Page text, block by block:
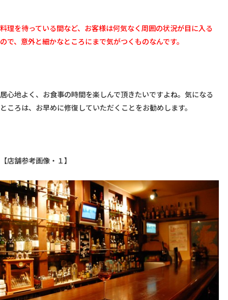
料理を待っている間など、お客様は何気なく周囲の状況が目に入る
ので、意外と細かなところにまで気がつくものなんです。
居心地よく、お食事の時間を楽しんで頂きたいですよね。気になる
ところは、お早めに修復していただくことをお勧めします。
【店舗参考画像・１】